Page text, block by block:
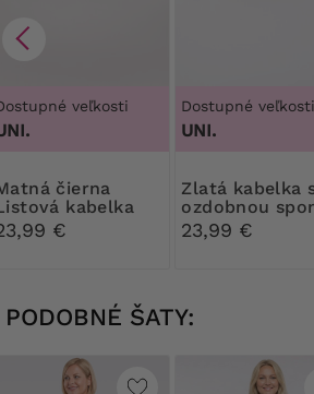
veľkosti
kabelka
€
Dostupné veľkosti
UNI.
Zlatá kabelka s
ozdobnou
23,99 €
PODOBNÉ ŠATY: